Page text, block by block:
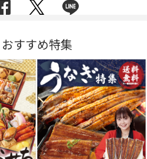
おすすめ特集